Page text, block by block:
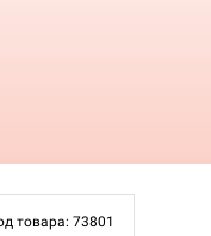
товара: 73801